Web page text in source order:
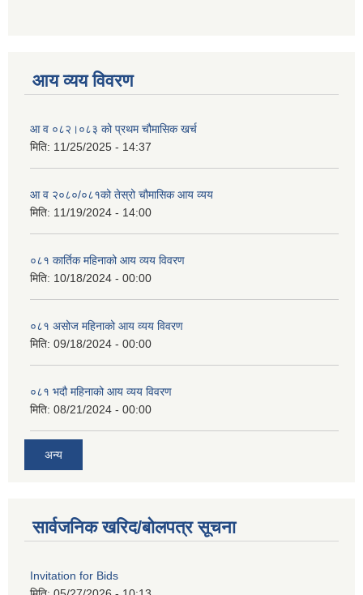
आय व्यय विवरण
आ व ०८२।०८३ को प्रथम चौमासिक खर्च
मिति: 11/25/2025 - 14:37
आ व २०८०/०८१को तेस्रो चौमासिक आय व्यय
मिति: 11/19/2024 - 14:00
०८१ कार्तिक महिनाको आय व्यय विवरण
मिति: 10/18/2024 - 00:00
०८१ असोज महिनाको आय व्यय विवरण
मिति: 09/18/2024 - 00:00
०८१ भदौ महिनाको आय व्यय विवरण
मिति: 08/21/2024 - 00:00
अन्य
सार्वजनिक खरिद/बोलपत्र सूचना
Invitation for Bids